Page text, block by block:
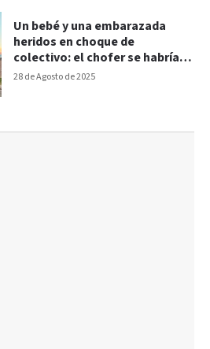
28 de Agosto de 2025
Un bebé y una embarazada
heridos en choque de
colectivo: el chofer se habría
dormido